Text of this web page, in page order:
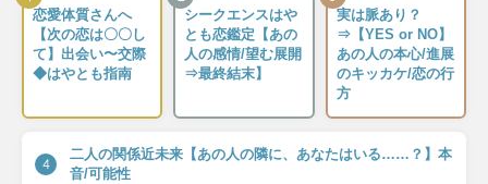
恋愛体質さんへ
【次の恋は〇〇し
て】出会い〜交際
◆はやとも指南
シークエンスはや
とも恋鑑定【あの
人の感情/望む展開
⇒最終結末】
実は脈あり？
⇒【YES or NO】
あの人の本心/進展
のキッカケ/恋の行
方
4
二人の関係近未来【あの人の隣に、あなたはいる……？】本
音/可能性